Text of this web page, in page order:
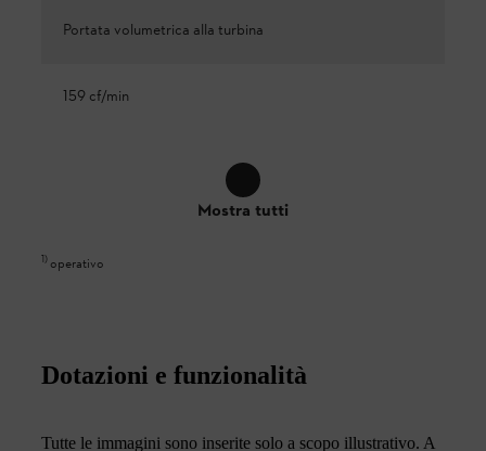
Portata volumetrica alla turbina
159 cf/min
Mostra tutti
1) operativo
Dotazioni e funzionalità
Tutte le immagini sono inserite solo a scopo illustrativo. A